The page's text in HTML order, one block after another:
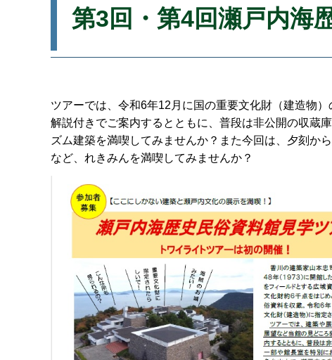
第3回・第4回瀬戸内海
ツアーでは、令和6年12月に国の重要文化財（建造物
解説付きでご案内するとともに、普段は非公開の収蔵
ズム建築を満喫してみませんか？また今回は、夕刻か
など、れきみんを満喫してみませんか？